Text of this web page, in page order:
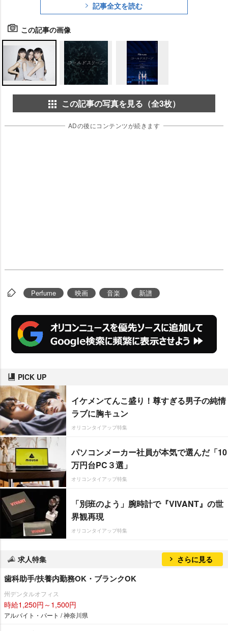
記事全文を読む
この記事の画像
この記事の写真を見る（全3枚）
ADの後にコンテンツが続きます
Perfume 映画 音楽 新譜
PICK UP
イケメンてんこ盛り！尊すぎる男子の純情
ラブに胸キュン
オリコンタイアップ特集
パソコンメーカー社員が本気で選んだ「10
万円台PC３選」
オリコンタイアップ特集
「別班のよう」腕時計で『VIVANT』の世
界観再現
オリコンタイアップ特集
求人特集 さらに見る
歯科助手/扶養内勤務OK・ブランクOK
州デンタルオフィス
時給1,250円～1,500円
アルバイト・パート / 神奈川県